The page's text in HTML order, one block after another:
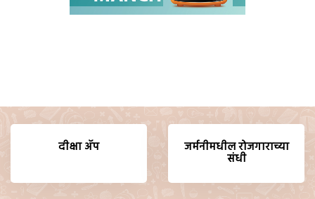
दीक्षा ॲप जर्मनीमधील रोजगाराच्या
संधी